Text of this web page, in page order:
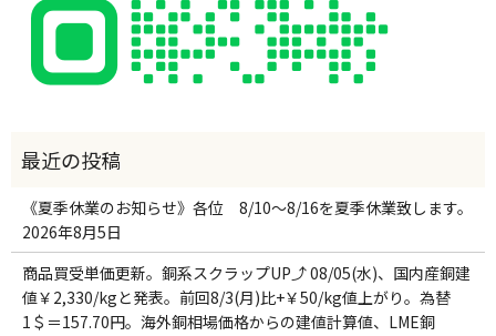
《夏季休業のお知らせ》各位 8/10～8/16を夏季休業致します。
2026年8月5日
商品買受単価更新。銅系スクラップUP⤴ 08/05(水)、国内産銅建
値￥2,330/kgと発表。前回8/3(月)比+￥50/kg値上がり。為替
1＄＝157.70円。海外銅相場価格からの建値計算値、LME銅